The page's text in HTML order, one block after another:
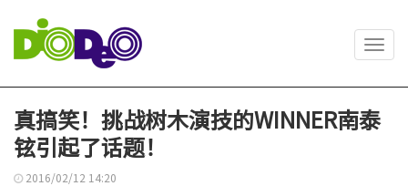
真搞笑！挑战树木演技的WINNER南泰
铉引起了话题！
2016/02/12 14:20